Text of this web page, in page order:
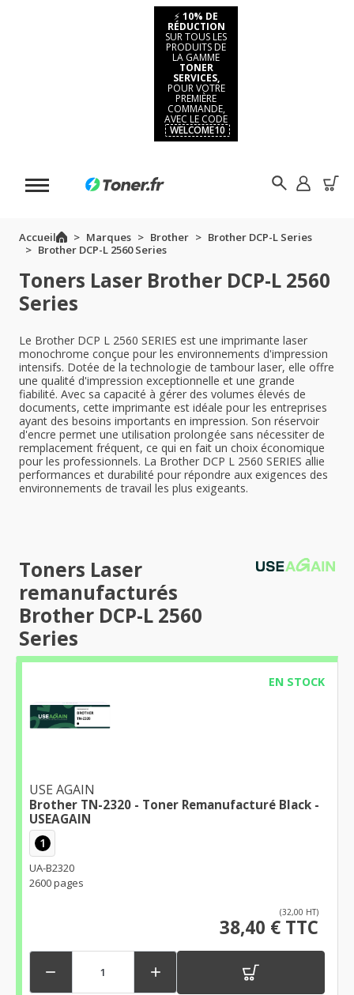
⚡ 10% DE
RÉDUCTION
SUR TOUS LES
PRODUITS DE
LA GAMME
TONER
SERVICES,
POUR VOTRE
PREMIÈRE
COMMANDE,
AVEC LE CODE
WELCOME10
Accueil Marques Brother
Brother DCP-L Series
Brother DCP-L 2560 Series
Toners Laser Brother DCP-L 2560
Series
Le Brother DCP L 2560 SERIES est une imprimante laser
monochrome conçue pour les environnements d'impression
intensifs. Dotée de la technologie de tambour laser, elle offre
une qualité d'impression exceptionnelle et une grande
fiabilité. Avec sa capacité à gérer des volumes élevés de
documents, cette imprimante est idéale pour les entreprises
ayant des besoins importants en impression. Son réservoir
d'encre permet une utilisation prolongée sans nécessiter de
remplacement fréquent, ce qui en fait un choix économique
pour les professionnels. La Brother DCP L 2560 SERIES allie
performances et durabilité pour répondre aux exigences des
environnements de travail les plus exigeants.
Toners Laser
remanufacturés
Brother DCP-L 2560
Series
EN STOCK
USE AGAIN
Brother TN-2320 - Toner Remanufacturé Black -
USEAGAIN
1
UA-B2320
2600 pages
(32,00 HT)
38,40 € TTC
 